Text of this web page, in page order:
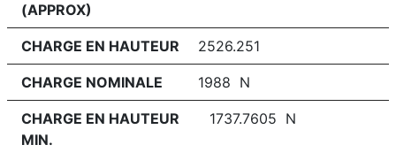
(APPROX)
CHARGE EN HAUTEUR 2526.251
CHARGE NOMINALE 1988 N
CHARGE EN HAUTEUR
MIN.
1737.7605 N